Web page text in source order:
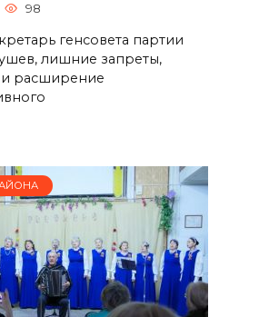
98
генсовета партии
лишние запреты,
расширение